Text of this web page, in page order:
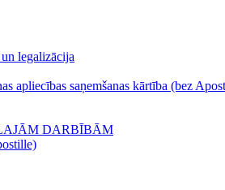
legalizācija
apliecības saņemšanas kārtība (bez
DARBĪBĀM